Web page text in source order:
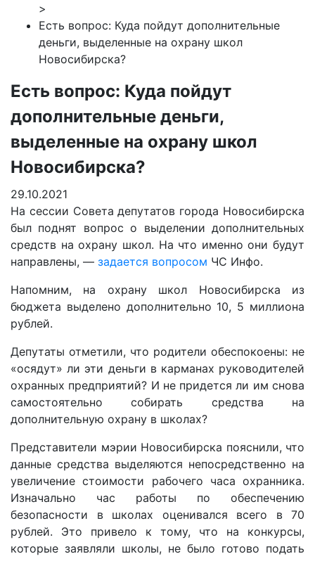
>
Есть вопрос: Куда пойдут дополнительные
деньги, выделенные на охрану школ
Новосибирска?
Есть вопрос: Куда пойдут
дополнительные деньги,
выделенные на охрану школ
Новосибирска?
29.10.2021
На сессии Совета депутатов города Новосибирска
был поднят вопрос о выделении дополнительных
средств на охрану школ. На что именно они будут
направлены, — задается вопросом ЧС Инфо.
Напомним, на охрану школ Новосибирска из
бюджета выделено дополнительно 10, 5 миллиона
рублей.
Депутаты отметили, что родители обеспокоены: не
«осядут» ли эти деньги в карманах руководителей
охранных предприятий? И не придется ли им снова
самостоятельно собирать средства на
дополнительную охрану в школах?
Представители мэрии Новосибирска пояснили, что
данные средства выделяются непосредственно на
увеличение стоимости рабочего часа охранника.
Изначально час работы по обеспечению
безопасности в школах оценивался всего в 70
рублей. Это привело к тому, что на конкурсы,
которые заявляли школы, не было готово подать